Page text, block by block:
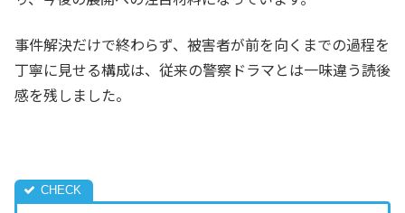
事件解決だけで終わらず、被害者が前を向くまでの過程を
丁寧に見せる構成は、従来の警察ドラマとは一味違う読後
感を残しました。